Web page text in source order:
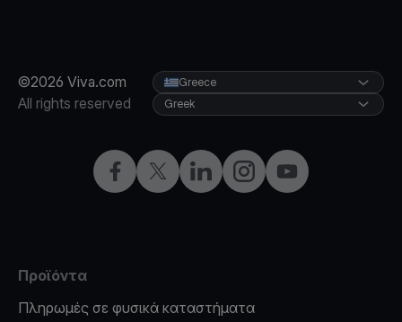
©2026 Viva.com
All rights reserved
Facebook
X LinkedInInstagramYouTube
Greece
Greek
Προϊόντα
Πληρωμές σε φυσικά καταστήματα